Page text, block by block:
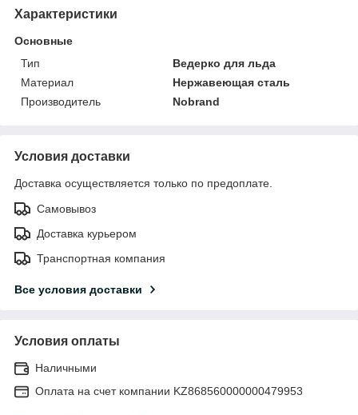
Характеристики
Основные
Тип
Ведерко для льда
Материал
Нержавеющая сталь
Производитель
Nobrand
Условия доставки
Доставка осуществляется только по предоплате.
Самовывоз
Доставка курьером
Транспортная компания
Все условия доставки
Условия оплаты
Наличными
Оплата на счет компании KZ868560000000479953